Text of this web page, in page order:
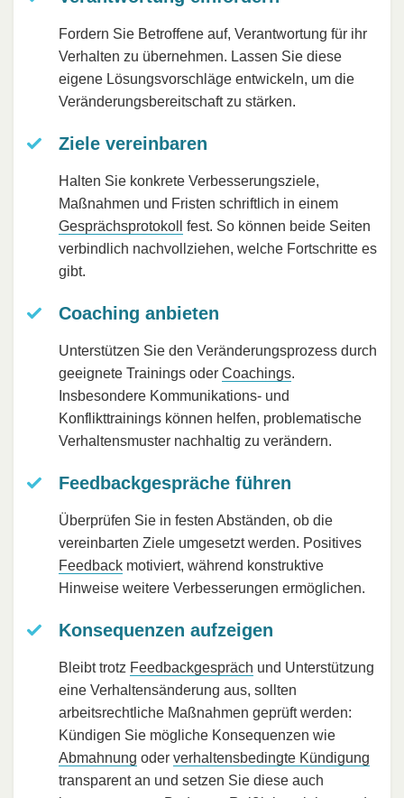
Fordern Sie Betroffene auf, Verantwortung für ihr
Verhalten zu übernehmen. Lassen Sie diese
eigene Lösungsvorschläge entwickeln, um die
Veränderungsbereitschaft zu stärken.
Ziele vereinbaren
Halten Sie konkrete Verbesserungsziele,
Maßnahmen und Fristen schriftlich in einem
Gesprächsprotokoll
fest. So können beide Seiten
verbindlich nachvollziehen, welche Fortschritte es
gibt.
Coaching anbieten
Unterstützen Sie den Veränderungsprozess durch
geeignete Trainings oder Coachings.
Insbesondere Kommunikations- und
Konflikttrainings können helfen, problematische
Verhaltensmuster nachhaltig zu verändern.
Feedbackgespräche führen
Überprüfen Sie in festen Abständen, ob die
vereinbarten Ziele umgesetzt werden. Positives
Feedback motiviert, während konstruktive
Hinweise weitere Verbesserungen ermöglichen.
Konsequenzen aufzeigen
Bleibt trotz Feedbackgespräch und Unterstützung
eine Verhaltensänderung aus, sollten
arbeitsrechtliche Maßnahmen geprüft werden:
Kündigen Sie mögliche Konsequenzen wie
Abmahnung oder verhaltensbedingte Kündigung
transparent an und setzen Sie diese auch